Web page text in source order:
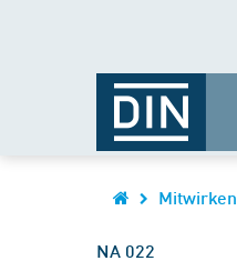
Mitwirken
NA 022